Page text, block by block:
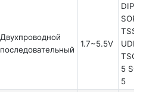
Двухпроводной
последовательный
1.7~5.5V
DIP8
SOP8
5
5